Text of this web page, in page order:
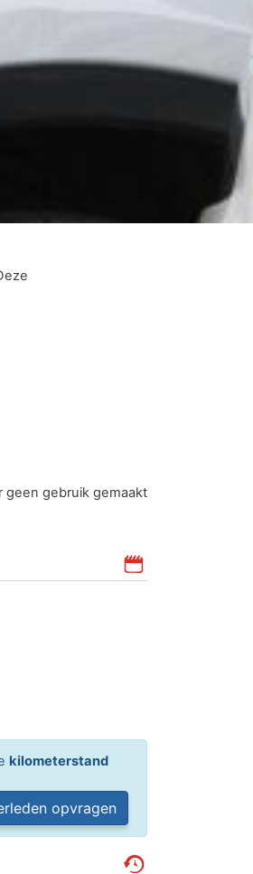
geen gebruik gemaakt
kilometerstand
opvragen